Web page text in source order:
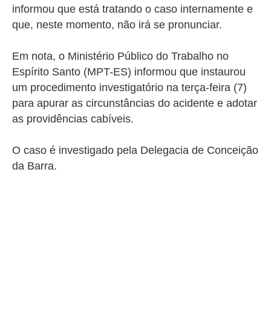
informou que está tratando o caso internamente e
que, neste momento, não irá se pronunciar.
Em nota, o Ministério Público do Trabalho no
Espírito Santo (MPT-ES) informou que instaurou
um procedimento investigatório na terça-feira (7)
para apurar as circunstâncias do acidente e adotar
as providências cabíveis.
O caso é investigado pela Delegacia de Conceição
da Barra.